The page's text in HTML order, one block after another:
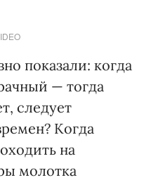
показали: когда
— тогда
следует
Когда
на
молотка